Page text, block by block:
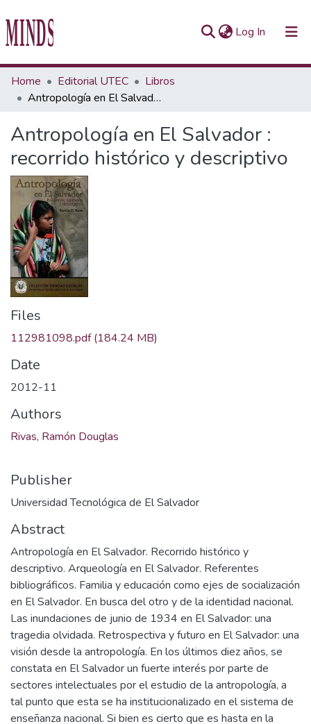
Log In (current)
Communities & Collections
All of Repository UTEC
Statistics
Home Editorial UTEC
Libros
Antropología en El Salvador : recorrido histórico y descriptivo
Antropología en El Salvador :
recorrido histórico y descriptivo
Files
112981098.pdf(184.24 MB)
Date
2012-11
Authors
Rivas, Ramón Douglas
Publisher
Universidad Tecnológica de El Salvador
Abstract
Antropología en El Salvador. Recorrido histórico y
descriptivo. Arqueología en El Salvador. Referentes
bibliográficos. Familia y educación como ejes de socialización
en El Salvador. En busca del otro y de la identidad nacional.
Las inundaciones de junio de 1934 en El Salvador: una
tragedia olvidada. Retrospectiva y futuro en El Salvador: una
visión desde la antropología. En los últimos diez años, se
constata en El Salvador un fuerte interés por parte de
sectores intelectuales por el estudio de la antropología, a
tal punto que esta se ha institucionalizado en el sistema de
enseñanza nacional. Si bien es cierto que es hasta en la